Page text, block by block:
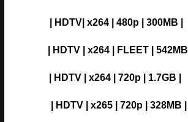
| HDTV| x264 | 480p | 300MB |
| HDTV | x264 | FLEET | 542MB |
| HDTV | x264 | 720p | 1.7GB |
| HDTV | x265 | 720p | 328MB |